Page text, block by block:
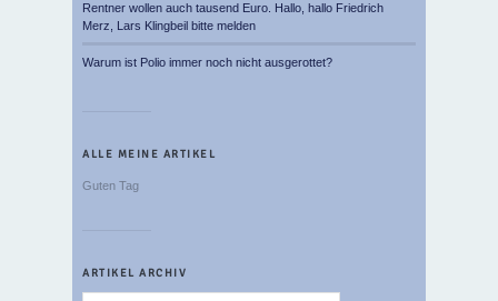
Rentner wollen auch tausend Euro. Hallo, hallo Friedrich
Merz, Lars Klingbeil bitte melden
Warum ist Polio immer noch nicht ausgerottet?
ALLE MEINE ARTIKEL
Guten Tag
ARTIKEL ARCHIV